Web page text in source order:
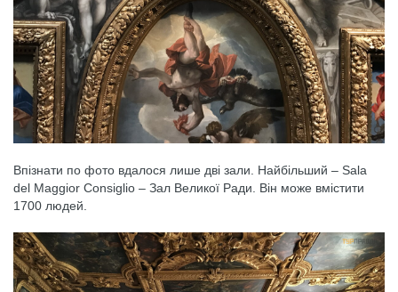
Впізнати по фото вдалося лише дві зали. Найбільший – Sala
del Maggior Consiglio – Зал Великої Ради. Він може вмістити
1700 людей.